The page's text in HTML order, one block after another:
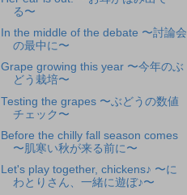
る〜
In the middle of the debate 〜討論会
の最中に〜
Grape growing this year 〜今年のぶ
どう栽培〜
Testing the grapes 〜ぶどうの数値
チェック〜
Before the chilly fall season comes
〜肌寒い秋が来る前に〜
Let's play together, chickens♪ 〜に
わとりさん、一緒に遊ぼ♪〜